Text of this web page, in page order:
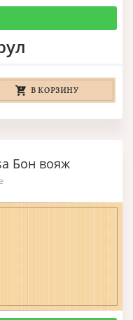
В КОРЗИНУ
Бон вояж